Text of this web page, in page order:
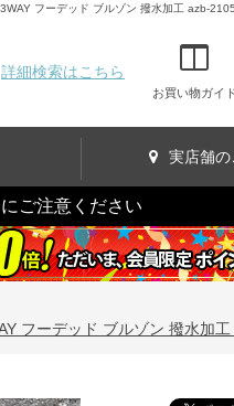
フーデッド ブルゾン 撥水加工 azb-
詳細検索はこちら
お買い物ガイ
実店舗の
ご注意ください
フーデッド ブルゾン 撥水加